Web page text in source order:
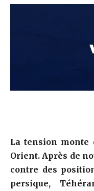
La tension monte
Orient. Après de
contre des
persique,